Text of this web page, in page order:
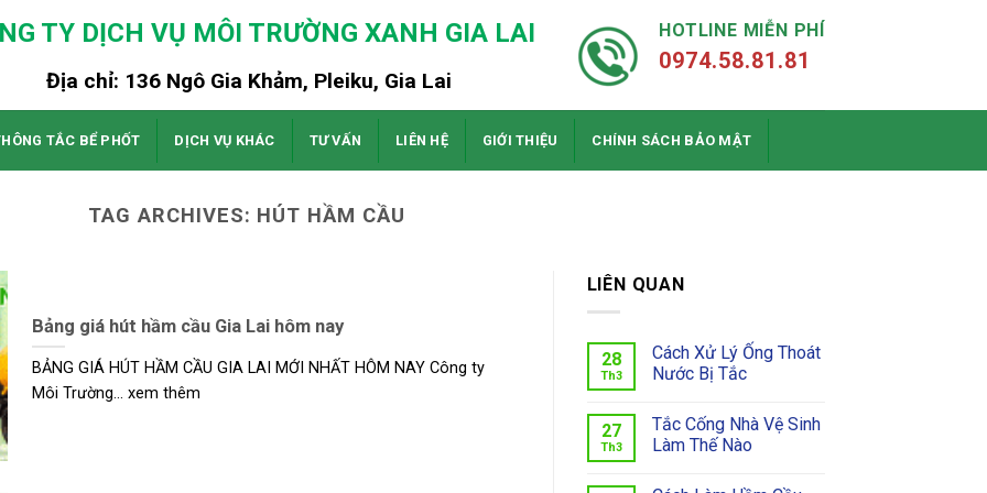
TY DỊCH VỤ MÔI TRƯỜNG XANH GIA LAI
Địa chỉ: 136 Ngô Gia Khảm, Pleiku, Gia Lai
HOTLINE MIỄN PHÍ
0974.58.81.81
TẮC BỂ PHỐT DỊCH VỤ KHÁC TƯ VẤN LIÊN HỆ GIỚI THIỆU CHÍNH SÁCH BẢO MẬT
TAG ARCHIVES: HÚT HẦM CẦU
Bảng giá hút hầm cầu Gia Lai hôm nay
BẢNG GIÁ HÚT HẦM CẦU GIA LAI MỚI NHẤT HÔM NAY Công ty
Môi Trường... xem thêm
LIÊN QUAN
28
Th3
Cách Xử Lý Ống Thoát
Nước Bị Tắc
27
Th3
Tắc Cống Nhà Vệ Sinh
Làm Thế Nào